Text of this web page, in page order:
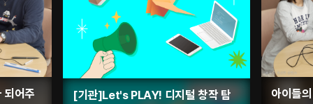
되어주
[기관]Let's PLAY! 디지털 창작 탐
아이들